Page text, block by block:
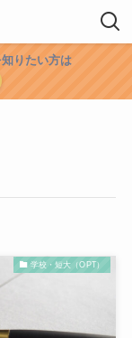
りたい方は
学校・短大（OPT）